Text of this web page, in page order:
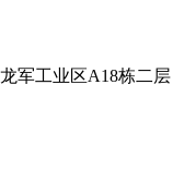
军工业区A18栋二层